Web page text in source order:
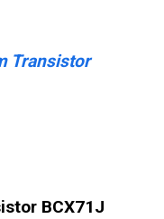
Transistor
BCX71J